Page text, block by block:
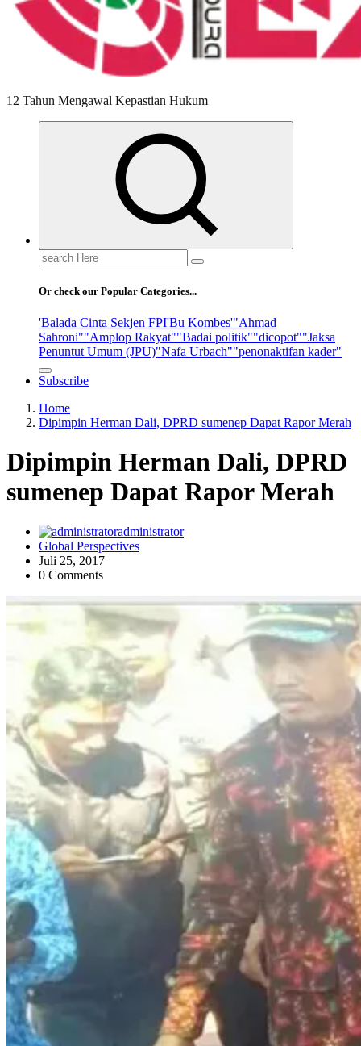
12 Tahun Mengawal Kepastian Hukum
Search
for:
Or check our Popular Categories...
'Balada Cinta Sekjen FPI'Bu Kombes'"Ahmad
Sahroni""Amplop Rakyat""Badai politik""dicopot""Jaksa
Penuntut Umum (JPU)"Nafa Urbach""penonaktifan kader"
Subscribe
Home
Dipimpin Herman Dali, DPRD sumenep Dapat Rapor Merah
Dipimpin Herman Dali, DPRD
sumenep Dapat Rapor Merah
administrator
Global Perspectives
Juli 25, 2017
0 Comments